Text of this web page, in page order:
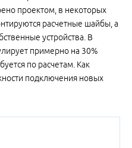
проектом, в некоторых
расчетные шайбы, а
устройства. В
примерно на 30%
по расчетам. Как
подключения новых